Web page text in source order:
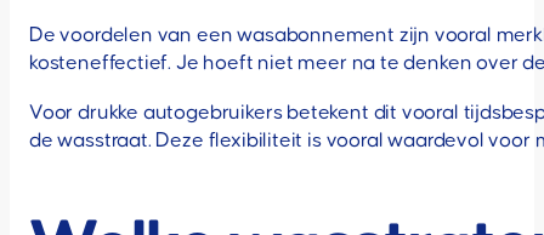
De voordelen van een wasabonnement zijn vooral
kosteneffectief. Je hoeft niet meer na te denken over
Voor drukke autogebruikers betekent dit vooral
de wasstraat. Deze flexibiliteit is vooral waardevol